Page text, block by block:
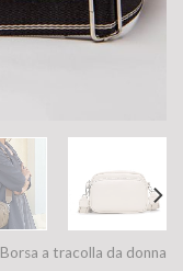
Borsa a tracolla da donna